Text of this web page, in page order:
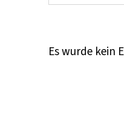
Es wurde kein